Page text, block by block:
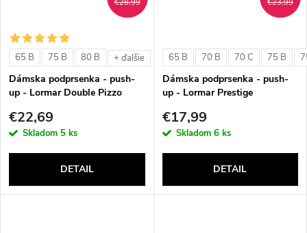
€28,99
65 B 75 B 80 B + ďalšie
Dámska podprsenka - push-
up - Lormar Double Pizzo
€22,69
Skladom 5 ks
DETAIL
€23,99
65 B 70 B 70 C 75 B
Dámska podprsenka - push-
up - Lormar Prestige
€17,99
Skladom 6 ks
DETAIL